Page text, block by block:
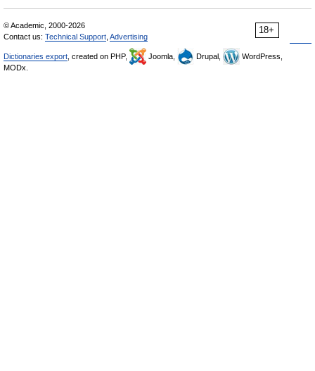
18+
© Academic, 2000-2026
Contact us: Technical Support Advertising
Dictionaries export , created on PHP, Joomla, Drupal,
WordPress,
MODx.